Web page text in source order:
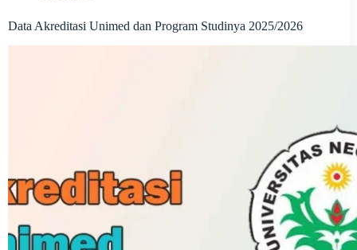
Data Akreditasi Unimed dan Program Studinya 2025/2026